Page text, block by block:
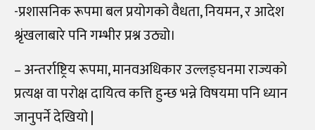
-प्रशासनिक रूपमा बल प्रयोगको वैधता, नियमन, र आदेश
श्रृंखलाबारे पनि गम्भीर प्रश्न उठ्यो।
– अन्तर्राष्ट्रिय रूपमा, मानवअधिकार उल्लङ्घनमा राज्यको
प्रत्यक्ष वा परोक्ष दायित्व कत्ति हुन्छ भन्ने विषयमा पनि ध्यान
जानुपर्ने देखियो |